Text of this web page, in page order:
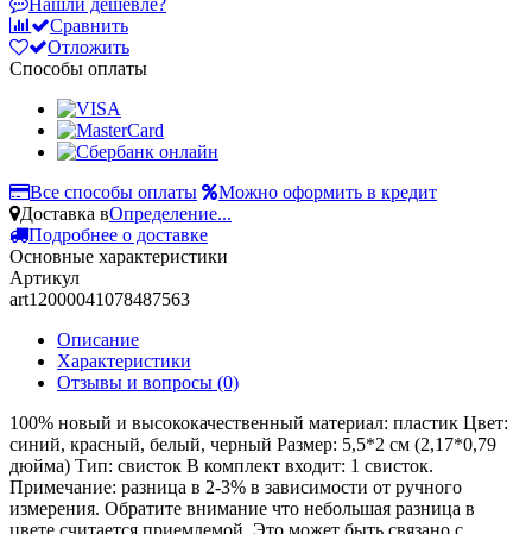
Сравнить
Отложить
Способы оплаты
Все способы оплаты
Можно оформить в кредит
Доставка вОпределение...
Подробнее о доставке
Основные характеристики
Артикул
art12000041078487563
Описание
Характеристики
Отзывы и вопросы (0)
100% новый и высококачественный материал: пластик Цвет:
синий, красный, белый, черный Размер: 5,5*2 см (2,17*0,79
дюйма) Тип: свисток В комплект входит: 1 свисток.
Примечание: разница в 2-3% в зависимости от ручного
измерения. Обратите внимание что небольшая разница в
цвете считается приемлемой. Это может быть связано с